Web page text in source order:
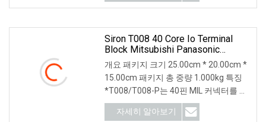
Siron T008 40 Core Io Terminal
Block Mitsubishi Panasonic
Yokogawa
개요 패키지 크기 25.00cm * 20.00cm *
15.00cm 패키지 총 중량 1.000kg 특징
*T008/T008-P는 40핀 MIL 커넥터를 수
신 터미널로 사용합니다. 해당하는 것과
조합하여 사용됩니다.
자세히 알아보기